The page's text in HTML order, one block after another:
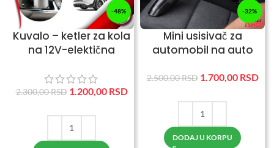
-48%
Kuvalo – ketler za kola
na 12V-elektična
2.300,00RSD 1.200,00 RSD
-32%
Mini usisivač za
automobil na auto
2.500,00RSD 1.700,00 RSD
DODAJ U KORPU